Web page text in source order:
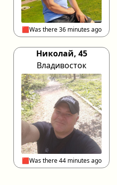
🟥Was there 36 minutes ago
Николай, 45
Владивосток
🟥Was there 44 minutes ago